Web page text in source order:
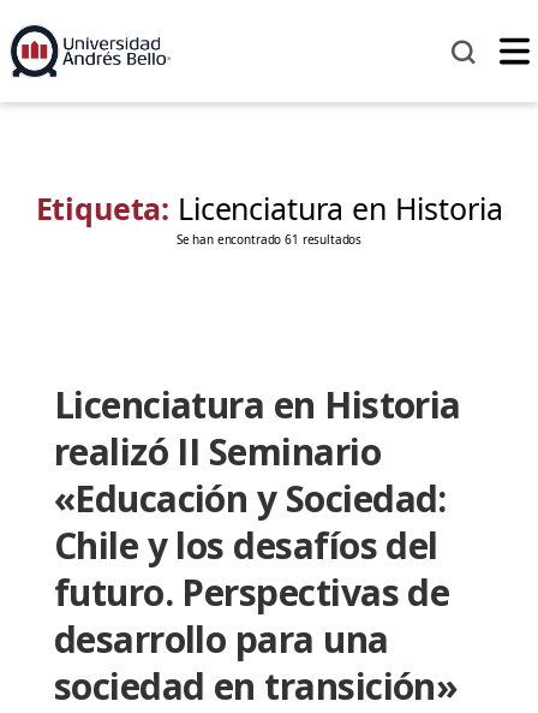
Etiqueta: Licenciatura en Historia
Se han encontrado 61 resultados
Licenciatura en Historia
realizó II Seminario
«Educación y Sociedad:
Chile y los desafíos del
futuro. Perspectivas de
desarrollo para una
sociedad en transición»